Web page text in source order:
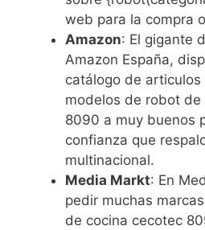
web para la compra
Amazon: El gigante
Amazon España,
catálogo de
modelos de robot
8090 a muy buenos
confianza que
multinacional.
Media Markt: En
pedir muchas
de cocina cecotec